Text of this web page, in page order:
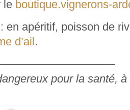
le boutique.vignerons-
en apéritif, poisson de
d’ail.
pour la santé,